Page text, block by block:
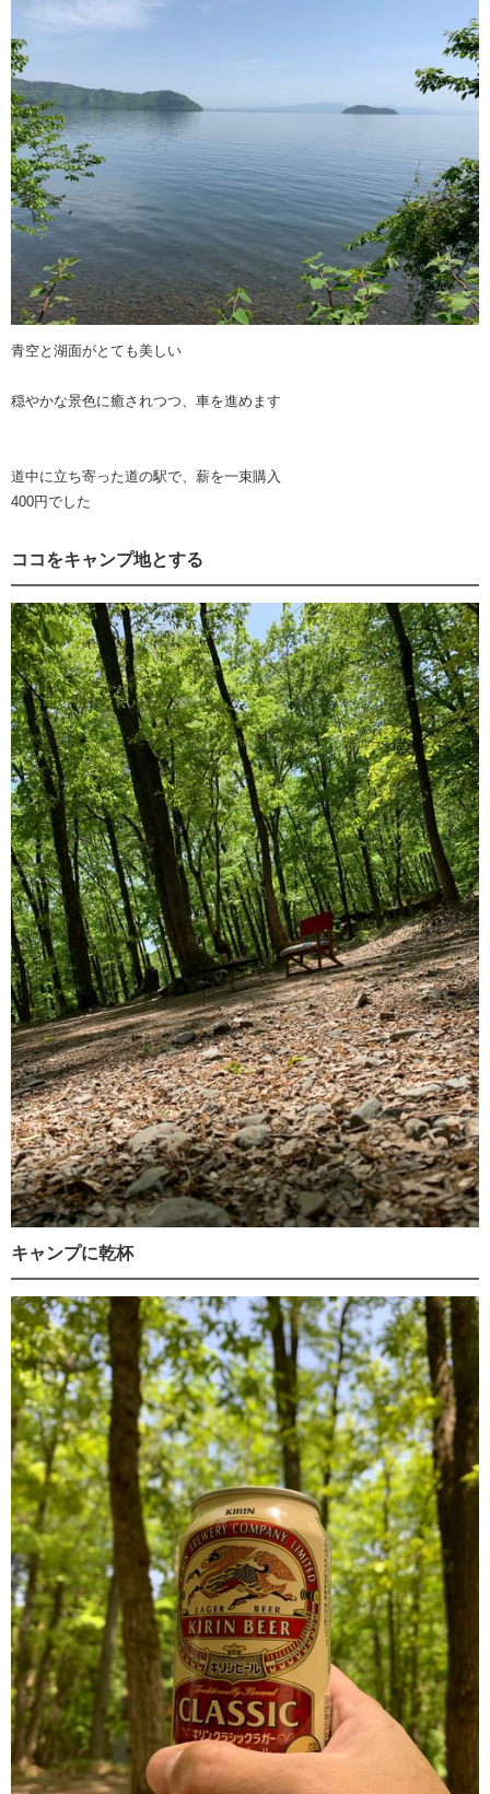
青空と湖面がとても美しい
穏やかな景色に癒されつつ、車を進めます
道中に立ち寄った道の駅で、薪を一束購入
400円でした
ココをキャンプ地とする
キャンプに乾杯